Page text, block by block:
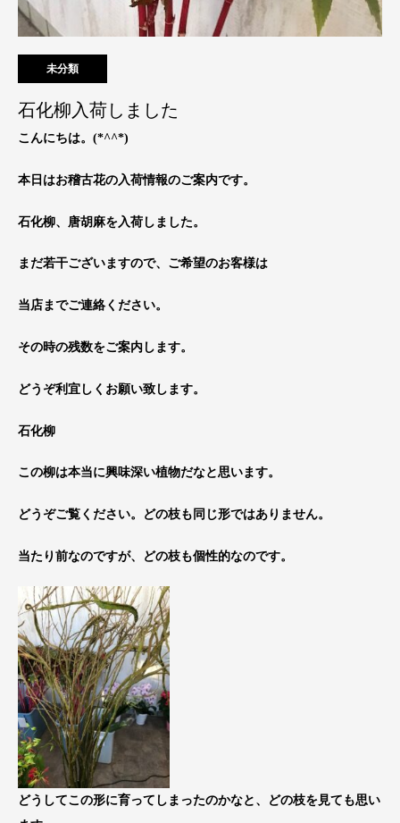
未分類
石化柳入荷しました
こんにちは。(*^^*)
本日はお稽古花の入荷情報のご案内です。
石化柳、唐胡麻を入荷しました。
まだ若干ございますので、ご希望のお客様は
当店までご連絡ください。
その時の残数をご案内します。
どうぞ利宜しくお願い致します。
石化柳
この柳は本当に興味深い植物だなと思います。
どうぞご覧ください。どの枝も同じ形ではありません。
当たり前なのですが、どの枝も個性的なのです。
どうしてこの形に育ってしまったのかなと、どの枝を見ても思い